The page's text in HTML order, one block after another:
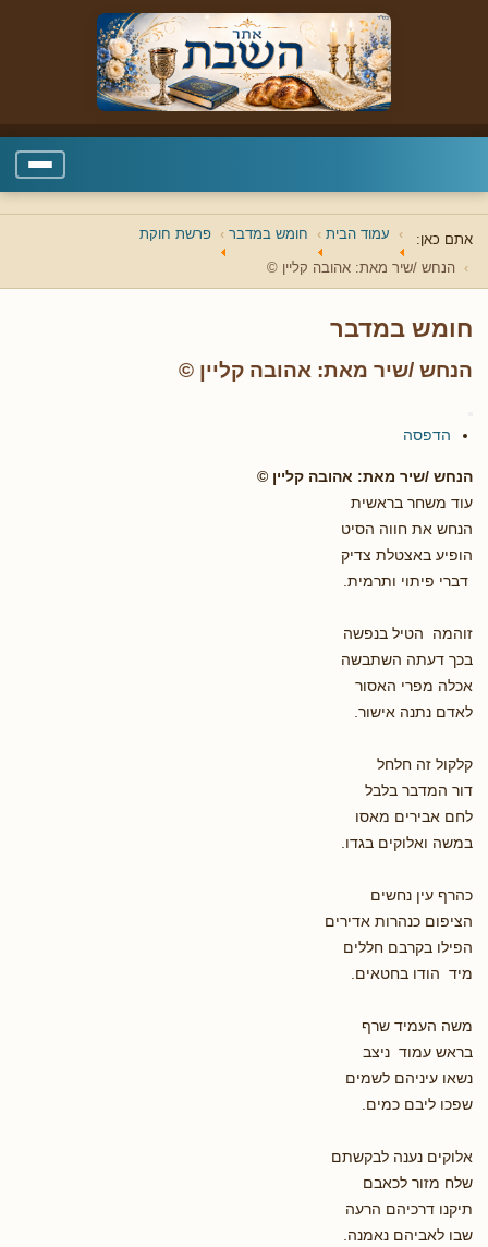
אתם כאן: עמוד הבית חומש במדבר פרשת חוקת
הנחש /שיר מאת: אהובה קליין ©
חומש במדבר
הנחש /שיר מאת: אהובה קליין ©
הדפסה
הנחש /שיר מאת: אהובה קליין ©
עוד משחר בראשית
הנחש את חווה הסיט
הופיע באצטלת צדיק
דברי פיתוי ותרמית.
זוהמה הטיל בנפשה
בכך דעתה השתבשה
אכלה מפרי האסור
לאדם נתנה אישור.
קלקול זה חלחל
דור המדבר בלבל
לחם אבירים מאסו
במשה ואלוקים בגדו.
כהרף עין נחשים
הציפום כנהרות אדירים
הפילו בקרבם חללים
מיד הודו בחטאים.
משה העמיד שרף
בראש עמוד ניצב
נשאו עיניהם לשמים
שפכו ליבם כמים.
אלוקים נענה לבקשתם
שלח מזור לכאבם
תיקנו דרכיהם הרעה
שבו לאביהם נאמנה.